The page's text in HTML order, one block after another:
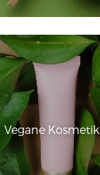
Vegane Kosmetik